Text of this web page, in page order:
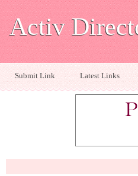
Activ
Submit Link Latest Links